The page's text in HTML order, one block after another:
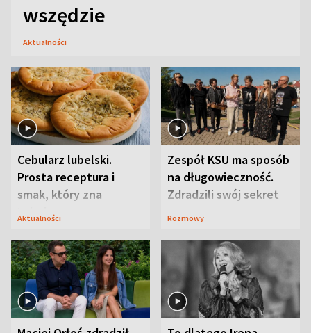
wszędzie
Aktualności
Cebularz lubelski.
Prosta receptura i
smak, który zna
Lubelszczyzna
Aktualności
Zespół KSU ma sposób
na długowieczność.
Zdradzili swój sekret
Rozmowy